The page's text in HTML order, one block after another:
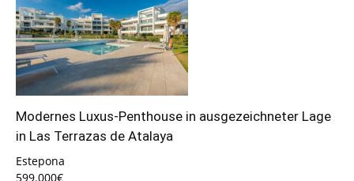
Modernes Luxus-Penthouse in ausgezeichneter Lage
in Las Terrazas de Atalaya
Estepona
599.000€